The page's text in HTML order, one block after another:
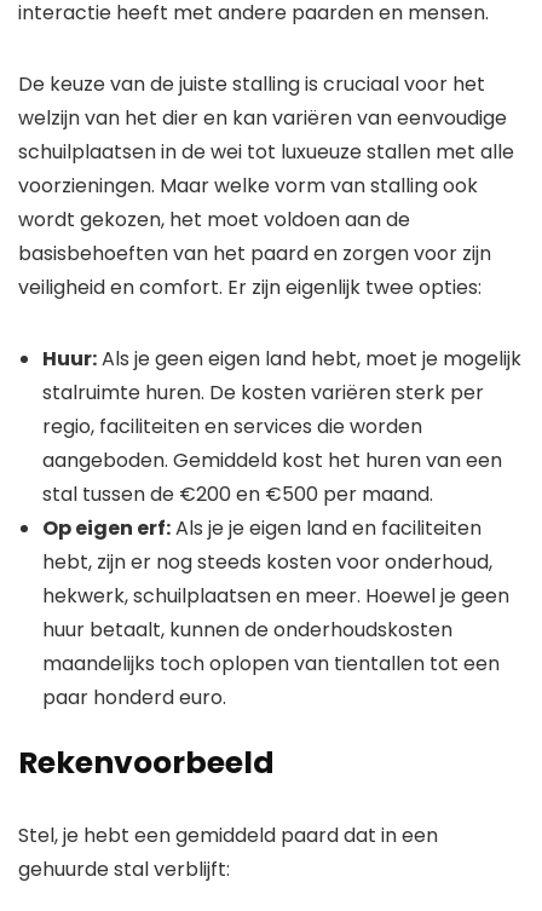
interactie heeft met andere paarden en mensen.
De keuze van de juiste stalling is cruciaal voor het
welzijn van het dier en kan variëren van eenvoudige
schuilplaatsen in de wei tot luxueuze stallen met alle
voorzieningen. Maar welke vorm van stalling ook
wordt gekozen, het moet voldoen aan de
basisbehoeften van het paard en zorgen voor zijn
veiligheid en comfort. Er zijn eigenlijk twee opties:
Huur:Als je geen eigen land hebt, moet je mogelijk
stalruimte huren. De kosten variëren sterk per
regio, faciliteiten en services die worden
aangeboden. Gemiddeld kost het huren van een
stal tussen de €200 en €500 per maand.
Op eigen erf:Als je je eigen land en faciliteiten
hebt, zijn er nog steeds kosten voor onderhoud,
hekwerk, schuilplaatsen en meer. Hoewel je geen
huur betaalt, kunnen de onderhoudskosten
maandelijks toch oplopen van tientallen tot een
paar honderd euro.
Rekenvoorbeeld
Stel, je hebt een gemiddeld paard dat in een
gehuurde stal verblijft: